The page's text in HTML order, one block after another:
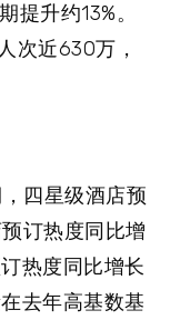
升约13%‌。
次近630万，
四星级酒店预
订热度同比增
热度同比增长
去年高基数基